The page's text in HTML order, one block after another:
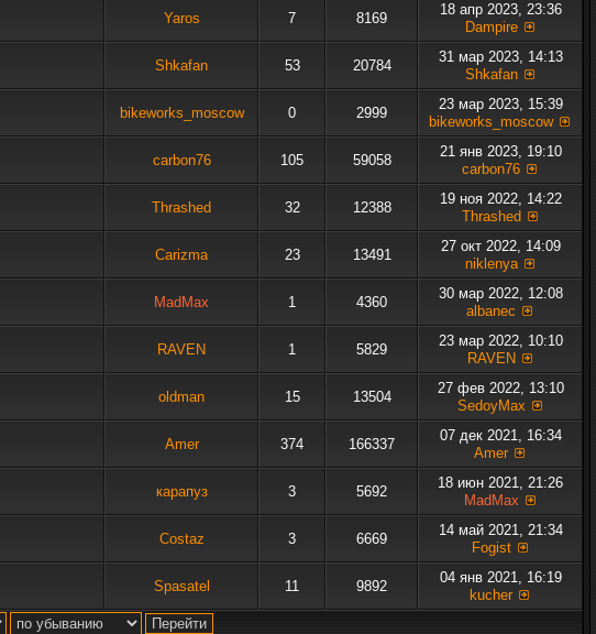
Yaros 7 8169
18 апр 2023, 23:36
Dampire
Shkafan 53 20784
31 мар 2023, 14:13
Shkafan
bikeworks_moscow 0 2999
23 мар 2023, 15:39
bikeworks_moscow
carbon76 105 59058
21 янв 2023, 19:10
carbon76
Thrashed 32 12388
19 ноя 2022, 14:22
Thrashed
Carizma 23 13491
27 окт 2022, 14:09
niklenya
MadMax 1 4360
30 мар 2022, 12:08
albanec
RAVEN 1 5829
23 мар 2022, 10:10
RAVEN
oldman 15 13504
27 фев 2022, 13:10
SedoyMax
Amer 374 166337
07 дек 2021, 16:34
Amer
карапуз 3 5692
18 июн 2021, 21:26
MadMax
Costaz 3 6669
14 май 2021, 21:34
Fogist
Spasatel 11 9892
04 янв 2021, 16:19
kucher